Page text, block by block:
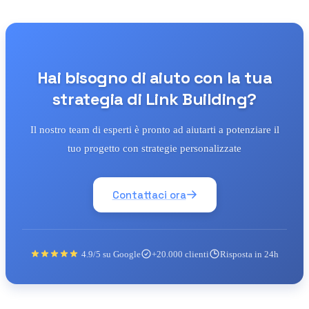
Hai bisogno di aiuto con la tua
strategia di Link Building?
Il nostro team di esperti è pronto ad aiutarti a potenziare il
tuo progetto con strategie personalizzate
Contattaci ora
4.9/5 su Google +20.000 clienti Risposta in 24h